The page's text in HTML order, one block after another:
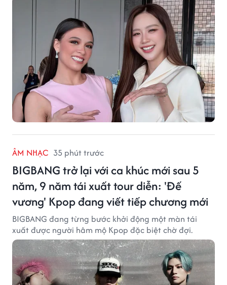
ÂM NHẠC 35 phút trước
BIGBANG trở lại với ca khúc mới sau 5
năm, 9 năm tái xuất tour diễn: 'Đế
vương' Kpop đang viết tiếp chương mới
BIGBANG đang từng bước khởi động một màn tái
xuất được người hâm mộ Kpop đặc biệt chờ đợi.